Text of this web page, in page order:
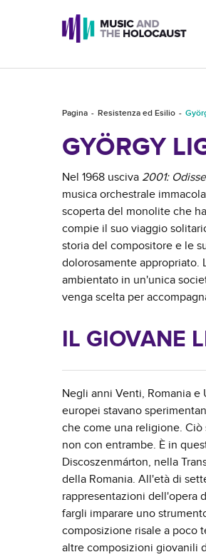
Pagina Resistenza ed Esilio
GYÖRGY
Nel 1968 usciva 2001:
musica orchestrale
scoperta del monolite che
compie il suo viaggio
storia del compositore e le
dolorosamente appropriato.
ambientato in un'unica
venga scelta per
IL GIOVANE
Negli anni Venti, Romania e
europei stavano
che come una religione.
non con entrambe. È in
Discoszenmárton, nella
della Romania. All'età di
rappresentazioni dell'opera
fargli imparare uno
composizione risale a poco
altre composizioni giovanili